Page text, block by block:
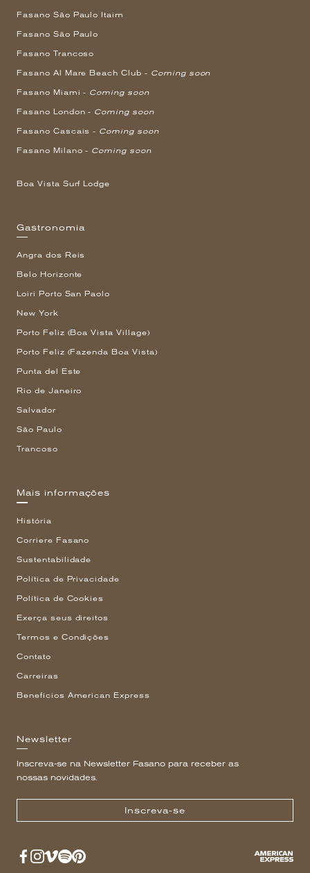
Fasano São Paulo Itaim
Fasano São Paulo
Fasano Trancoso
Fasano Al Mare Beach Club - Coming soon
Fasano Miami - Coming soon
Fasano London - Coming soon
Fasano Cascais - Coming soon
Fasano Milano - Coming soon
Boa Vista Surf Lodge
Gastronomia
Angra dos Reis
Belo Horizonte
Loiri Porto San Paolo
New York
Porto Feliz (Boa Vista Village)
Porto Feliz (Fazenda Boa Vista)
Punta del Este
Rio de Janeiro
Salvador
São Paulo
Trancoso
Mais informações
História
Corriere Fasano
Sustentabilidade
Política de Privacidade
Política de Cookies
Exerça seus direitos
Termos e Condições
Contato
Carreiras
Benefícios American Express
Newsletter
Inscreva-se na Newsletter Fasano para receber as
nossas novidades.
Inscreva-se